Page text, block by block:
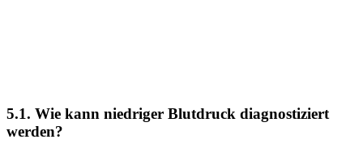
5.1. Wie kann niedriger Blutdruck diagnostiziert
werden?